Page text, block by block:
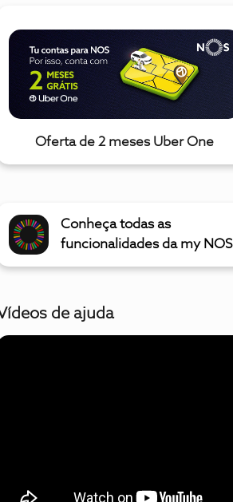
Oferta de 2 meses Uber One
Conheça todas as
funcionalidades da my NOS
de ajuda